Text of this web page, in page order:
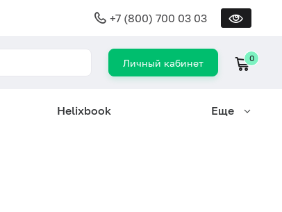
+7 (800) 700 03 03
Личный кабинет 0
Helixbook Еще